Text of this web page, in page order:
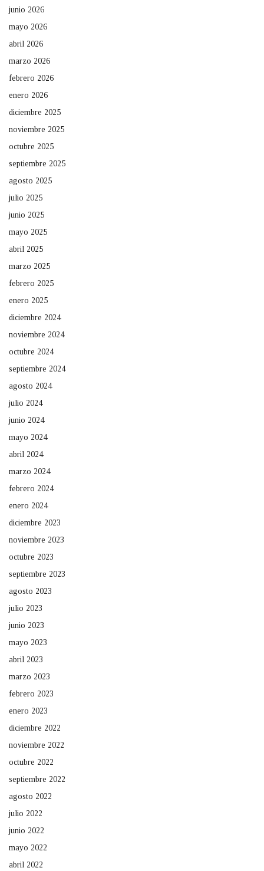
junio 2026
mayo 2026
abril 2026
marzo 2026
febrero 2026
enero 2026
diciembre 2025
noviembre 2025
octubre 2025
septiembre 2025
agosto 2025
julio 2025
junio 2025
mayo 2025
abril 2025
marzo 2025
febrero 2025
enero 2025
diciembre 2024
noviembre 2024
octubre 2024
septiembre 2024
agosto 2024
julio 2024
junio 2024
mayo 2024
abril 2024
marzo 2024
febrero 2024
enero 2024
diciembre 2023
noviembre 2023
octubre 2023
septiembre 2023
agosto 2023
julio 2023
junio 2023
mayo 2023
abril 2023
marzo 2023
febrero 2023
enero 2023
diciembre 2022
noviembre 2022
octubre 2022
septiembre 2022
agosto 2022
julio 2022
junio 2022
mayo 2022
abril 2022